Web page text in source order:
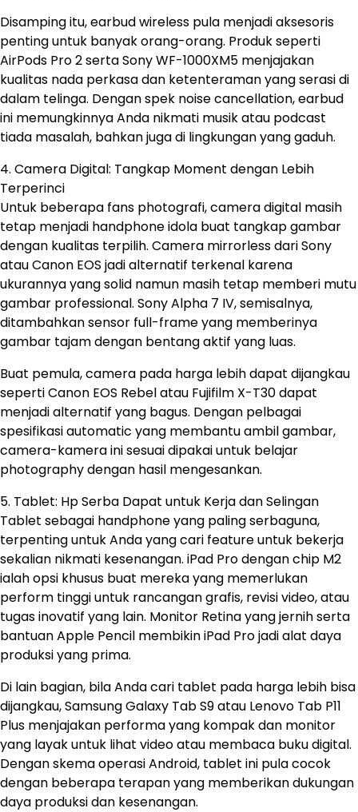
Disamping itu, earbud wireless pula menjadi aksesoris
penting untuk banyak orang-orang. Produk seperti
AirPods Pro 2 serta Sony WF-1000XM5 menjajakan
kualitas nada perkasa dan ketenteraman yang serasi di
dalam telinga. Dengan spek noise cancellation, earbud
ini memungkinnya Anda nikmati musik atau podcast
tiada masalah, bahkan juga di lingkungan yang gaduh.
4. Camera Digital: Tangkap Moment dengan Lebih
Terperinci
Untuk beberapa fans photografi, camera digital masih
tetap menjadi handphone idola buat tangkap gambar
dengan kualitas terpilih. Camera mirrorless dari Sony
atau Canon EOS jadi alternatif terkenal karena
ukurannya yang solid namun masih tetap memberi mutu
gambar professional. Sony Alpha 7 IV, semisalnya,
ditambahkan sensor full-frame yang memberinya
gambar tajam dengan bentang aktif yang luas.
Buat pemula, camera pada harga lebih dapat dijangkau
seperti Canon EOS Rebel atau Fujifilm X-T30 dapat
menjadi alternatif yang bagus. Dengan pelbagai
spesifikasi automatic yang membantu ambil gambar,
camera-kamera ini sesuai dipakai untuk belajar
photography dengan hasil mengesankan.
5. Tablet: Hp Serba Dapat untuk Kerja dan Selingan
Tablet sebagai handphone yang paling serbaguna,
terpenting untuk Anda yang cari feature untuk bekerja
sekalian nikmati kesenangan. iPad Pro dengan chip M2
ialah opsi khusus buat mereka yang memerlukan
perform tinggi untuk rancangan grafis, revisi video, atau
tugas inovatif yang lain. Monitor Retina yang jernih serta
bantuan Apple Pencil membikin iPad Pro jadi alat daya
produksi yang prima.
Di lain bagian, bila Anda cari tablet pada harga lebih bisa
dijangkau, Samsung Galaxy Tab S9 atau Lenovo Tab P11
Plus menjajakan performa yang kompak dan monitor
yang layak untuk lihat video atau membaca buku digital.
Dengan skema operasi Android, tablet ini pula cocok
dengan beberapa terapan yang memberikan dukungan
daya produksi dan kesenangan.